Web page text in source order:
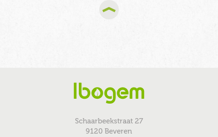
Schaarbeekstraat 27
9120 Beveren